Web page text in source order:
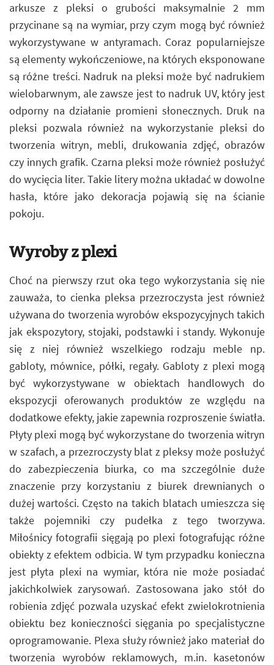
arkusze z pleksi o grubości maksymalnie 2 mm
przycinane są na wymiar, przy czym mogą być również
wykorzystywane w antyramach. Coraz popularniejsze
są elementy wykończeniowe, na których eksponowane
są różne treści. Nadruk na pleksi może być nadrukiem
wielobarwnym, ale zawsze jest to nadruk UV, który jest
odporny na działanie promieni słonecznych. Druk na
pleksi pozwala również na wykorzystanie pleksi do
tworzenia witryn, mebli, drukowania zdjęć, obrazów
czy innych grafik. Czarna pleksi może również posłużyć
do wycięcia liter. Takie litery można układać w dowolne
hasła, które jako dekoracja pojawią się na ścianie
pokoju.
Wyroby z plexi
Choć na pierwszy rzut oka tego wykorzystania się nie
zauważa, to cienka pleksa przezroczysta jest również
używana do tworzenia wyrobów ekspozycyjnych takich
jak ekspozytory, stojaki, podstawki i standy. Wykonuje
się z niej również wszelkiego rodzaju meble np.
gabloty, mównice, półki, regały. Gabloty z plexi mogą
być wykorzystywane w obiektach handlowych do
ekspozycji oferowanych produktów ze względu na
dodatkowe efekty, jakie zapewnia rozproszenie światła.
Płyty plexi mogą być wykorzystane do tworzenia witryn
w szafach, a przezroczysty blat z pleksy może posłużyć
do zabezpieczenia biurka, co ma szczególnie duże
znaczenie przy korzystaniu z biurek drewnianych o
dużej wartości. Często na takich blatach umieszcza się
także pojemniki czy pudełka z tego tworzywa.
Miłośnicy fotografii sięgają po plexi fotografując różne
obiekty z efektem odbicia. W tym przypadku konieczna
jest płyta plexi na wymiar, która nie może posiadać
jakichkolwiek zarysowań. Zastosowana jako stół do
robienia zdjęć pozwala uzyskać efekt zwielokrotnienia
obiektu bez konieczności sięgania po specjalistyczne
oprogramowanie. Plexa służy również jako materiał do
tworzenia wyrobów reklamowych, m.in. kasetonów